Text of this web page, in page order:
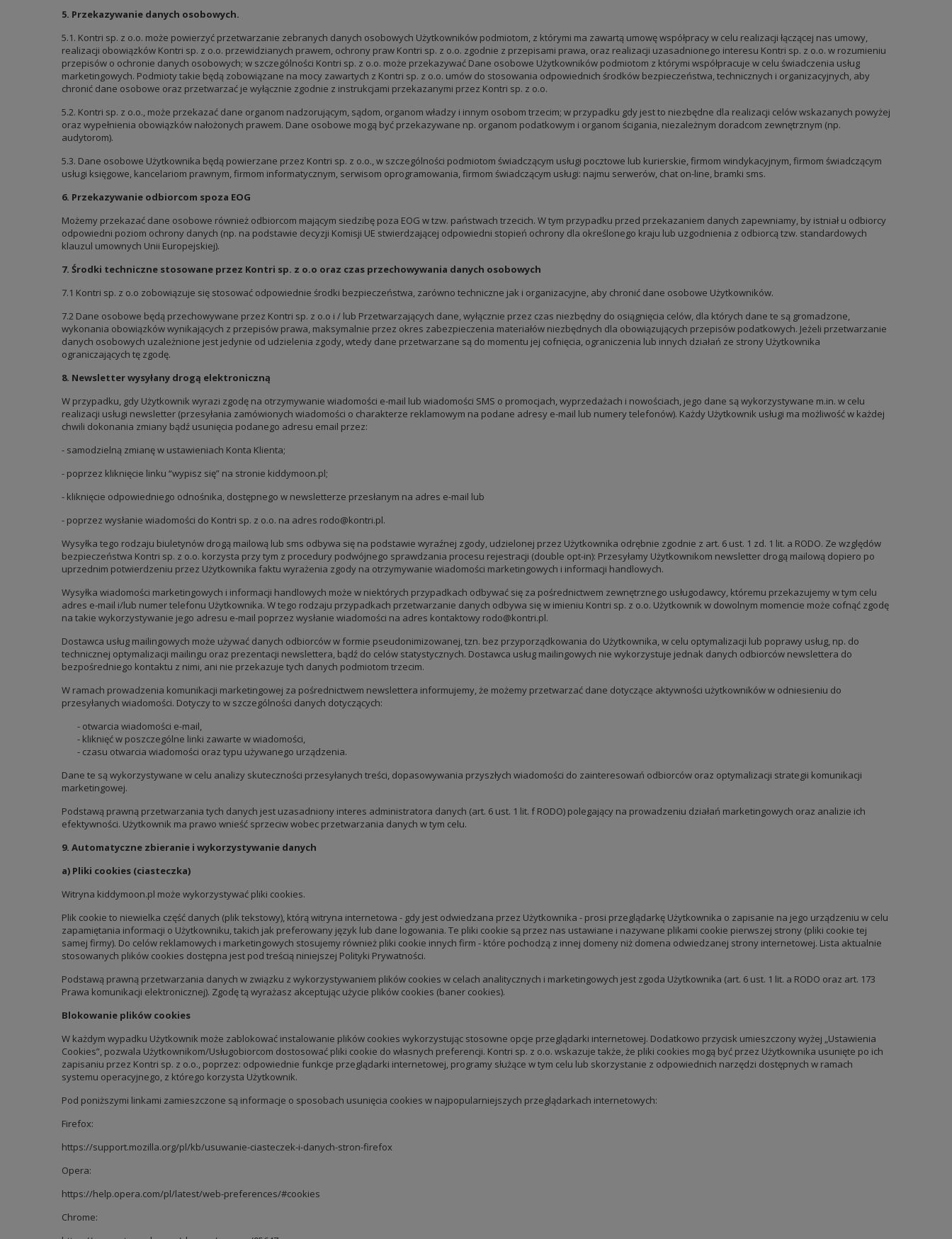
5. Przekazywanie danych osobowych.
5.1. Kontri sp. z o.o. może powierzyć przetwarzanie zebranych danych osobowych Użytkowników podmiotom, z którymi ma zawartą umowę współpracy w celu realizacji łączącej nas umowy,
realizacji obowiązków Kontri sp. z o.o. przewidzianych prawem, ochrony praw Kontri sp. z o.o. zgodnie z przepisami prawa, oraz realizacji uzasadnionego interesu Kontri sp. z o.o. w rozumieniu
przepisów o ochronie danych osobowych; w szczególności Kontri sp. z o.o. może przekazywać Dane osobowe Użytkowników podmiotom z którymi współpracuje w celu świadczenia usług
marketingowych. Podmioty takie będą zobowiązane na mocy zawartych z Kontri sp. z o.o. umów do stosowania odpowiednich środków bezpieczeństwa, technicznych i organizacyjnych, aby
chronić dane osobowe oraz przetwarzać je wyłącznie zgodnie z instrukcjami przekazanymi przez Kontri sp. z o.o.
5.2. Kontri sp. z o.o., może przekazać dane organom nadzorującym, sądom, organom władzy i innym osobom trzecim; w przypadku gdy jest to niezbędne dla realizacji celów wskazanych powyżej
oraz wypełnienia obowiązków nałożonych prawem. Dane osobowe mogą być przekazywane np. organom podatkowym i organom ścigania, niezależnym doradcom zewnętrznym (np.
audytorom).
5.3. Dane osobowe Użytkownika będą powierzane przez Kontri sp. z o.o., w szczególności podmiotom świadczącym usługi pocztowe lub kurierskie, firmom windykacyjnym, firmom świadczącym
usługi księgowe, kancelariom prawnym, firmom informatycznym, serwisom oprogramowania, firmom świadczącym usługi: najmu serwerów, chat on-line, bramki sms.
6. Przekazywanie odbiorcom spoza EOG
Możemy przekazać dane osobowe również odbiorcom mającym siedzibę poza EOG w tzw. państwach trzecich. W tym przypadku przed przekazaniem danych zapewniamy, by istniał u odbiorcy
odpowiedni poziom ochrony danych (np. na podstawie decyzji Komisji UE stwierdzającej odpowiedni stopień ochrony dla określonego kraju lub uzgodnienia z odbiorcą tzw. standardowych
klauzul umownych Unii Europejskiej).
7. Środki techniczne stosowane przez Kontri sp. z o.o oraz czas przechowywania danych osobowych
7.1 Kontri sp. z o.o zobowiązuje się stosować odpowiednie środki bezpieczeństwa, zarówno techniczne jak i organizacyjne, aby chronić dane osobowe Użytkowników.
7.2 Dane osobowe będą przechowywane przez Kontri sp. z o.o i / lub Przetwarzających dane, wyłącznie przez czas niezbędny do osiągnięcia celów, dla których dane te są gromadzone,
wykonania obowiązków wynikających z przepisów prawa, maksymalnie przez okres zabezpieczenia materiałów niezbędnych dla obowiązujących przepisów podatkowych. Jeżeli przetwarzanie
danych osobowych uzależnione jest jedynie od udzielenia zgody, wtedy dane przetwarzane są do momentu jej cofnięcia, ograniczenia lub innych działań ze strony Użytkownika
ograniczających tę zgodę.
8. Newsletter wysyłany drogą elektroniczną
W przypadku, gdy Użytkownik wyrazi zgodę na otrzymywanie wiadomości e-mail lub wiadomości SMS o promocjach, wyprzedażach i nowościach, jego dane są wykorzystywane m.in. w celu
realizacji usługi newsletter (przesyłania zamówionych wiadomości o charakterze reklamowym na podane adresy e-mail lub numery telefonów). Każdy Użytkownik usługi ma możliwość w każdej
chwili dokonania zmiany bądź usunięcia podanego adresu email przez:
- samodzielną zmianę w ustawieniach Konta Klienta;
- poprzez kliknięcie linku “wypisz się” na stronie kiddymoon.pl;
- kliknięcie odpowiedniego odnośnika, dostępnego w newsletterze przesłanym na adres e-mail lub
- poprzez wysłanie wiadomości do Kontri sp. z o.o. na adres rodo@kontri.pl.
Wysyłka tego rodzaju biuletynów drogą mailową lub sms odbywa się na podstawie wyraźnej zgody, udzielonej przez Użytkownika odrębnie zgodnie z art. 6 ust. 1 zd. 1 lit. a RODO. Ze względów
bezpieczeństwa Kontri sp. z o.o. korzysta przy tym z procedury podwójnego sprawdzania procesu rejestracji (double opt-in): Przesyłamy Użytkownikom newsletter drogą mailową dopiero po
uprzednim potwierdzeniu przez Użytkownika faktu wyrażenia zgody na otrzymywanie wiadomości marketingowych i informacji handlowych.
Wysyłka wiadomości marketingowych i informacji handlowych może w niektórych przypadkach odbywać się za pośrednictwem zewnętrznego usługodawcy, któremu przekazujemy w tym celu
adres e-mail i/lub numer telefonu Użytkownika. W tego rodzaju przypadkach przetwarzanie danych odbywa się w imieniu Kontri sp. z o.o. Użytkownik w dowolnym momencie może cofnąć zgodę
na takie wykorzystywanie jego adresu e-mail poprzez wysłanie wiadomości na adres kontaktowy rodo@kontri.pl.
Dostawca usług mailingowych może używać danych odbiorców w formie pseudonimizowanej, tzn. bez przyporządkowania do Użytkownika, w celu optymalizacji lub poprawy usług, np. do
technicznej optymalizacji mailingu oraz prezentacji newslettera, bądź do celów statystycznych. Dostawca usług mailingowych nie wykorzystuje jednak danych odbiorców newslettera do
bezpośredniego kontaktu z nimi, ani nie przekazuje tych danych podmiotom trzecim.
W ramach prowadzenia komunikacji marketingowej za pośrednictwem newslettera informujemy, że możemy przetwarzać dane dotyczące aktywności użytkowników w odniesieniu do
przesyłanych wiadomości. Dotyczy to w szczególności danych dotyczących:
- otwarcia wiadomości e-mail,
- kliknięć w poszczególne linki zawarte w wiadomości,
- czasu otwarcia wiadomości oraz typu używanego urządzenia.
Dane te są wykorzystywane w celu analizy skuteczności przesyłanych treści, dopasowywania przyszłych wiadomości do zainteresowań odbiorców oraz optymalizacji strategii komunikacji
marketingowej.
Podstawą prawną przetwarzania tych danych jest uzasadniony interes administratora danych (art. 6 ust. 1 lit. f RODO) polegający na prowadzeniu działań marketingowych oraz analizie ich
efektywności. Użytkownik ma prawo wnieść sprzeciw wobec przetwarzania danych w tym celu.
9. Automatyczne zbieranie i wykorzystywanie danych
a) Pliki cookies (ciasteczka)
Witryna kiddymoon.pl może wykorzystywać pliki cookies.
Plik cookie to niewielka część danych (plik tekstowy), którą witryna internetowa - gdy jest odwiedzana przez Użytkownika - prosi przeglądarkę Użytkownika o zapisanie na jego urządzeniu w celu
zapamiętania informacji o Użytkowniku, takich jak preferowany język lub dane logowania. Te pliki cookie są przez nas ustawiane i nazywane plikami cookie pierwszej strony (pliki cookie tej
samej firmy). Do celów reklamowych i marketingowych stosujemy również pliki cookie innych firm - które pochodzą z innej domeny niż domena odwiedzanej strony internetowej. Lista aktualnie
stosowanych plików cookies dostępna jest pod treścią niniejszej Polityki Prywatności.
Podstawą prawną przetwarzania danych w związku z wykorzystywaniem plików cookies w celach analitycznych i marketingowych jest zgoda Użytkownika (art. 6 ust. 1 lit. a RODO oraz art. 173
Prawa komunikacji elektronicznej). Zgodę tą wyrażasz akceptując użycie plików cookies (baner cookies).
Blokowanie plików cookies
W każdym wypadku Użytkownik może zablokować instalowanie plików cookies wykorzystując stosowne opcje przeglądarki internetowej. Dodatkowo przycisk umieszczony wyżej „Ustawienia
Cookies”, pozwala Użytkownikom/Usługobiorcom dostosować pliki cookie do własnych preferencji. Kontri sp. z o.o. wskazuje także, że pliki cookies mogą być przez Użytkownika usunięte po ich
zapisaniu przez Kontri sp. z o.o., poprzez: odpowiednie funkcje przeglądarki internetowej, programy służące w tym celu lub skorzystanie z odpowiednich narzędzi dostępnych w ramach
systemu operacyjnego, z którego korzysta Użytkownik.
Pod poniższymi linkami zamieszczone są informacje o sposobach usunięcia cookies w najpopularniejszych przeglądarkach internetowych:
Firefox:
https://support.mozilla.org/pl/kb/usuwanie-ciasteczek-i-danych-stron-firefox
Opera:
https://help.opera.com/pl/latest/web-preferences/#cookies
Chrome: